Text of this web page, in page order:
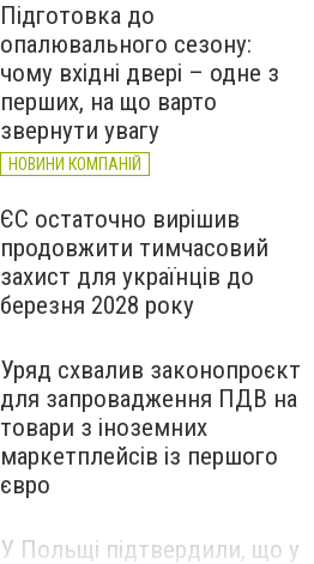
Підготовка до
опалювального сезону:
чому вхідні двері – одне з
перших, на що варто
звернути увагу
НОВИНИ КОМПАНІЙ
ЄС остаточно вирішив
продовжити тимчасовий
захист для українців до
березня 2028 року
Уряд схвалив законопроєкт
для запровадження ПДВ на
товари з іноземних
маркетплейсів із першого
євро
У Польщі підтвердили, що у